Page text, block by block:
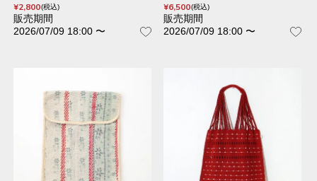
¥2,800 税込
販売期間
2026/07/09 18:00 〜
¥6,500 税込
販売期間
2026/07/09 18:00 〜